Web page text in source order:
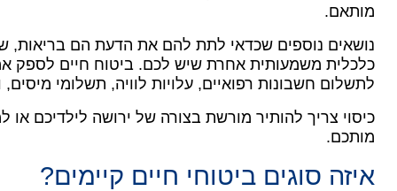
מותאם.
נושאים נוספים שכדאי לתת להם את הדעת הם בריאות,
כלכלית משמעותית אחרת שיש לכם. ביטוח חיים לספק
לתשלום חשבונות רפואיים, עלויות לוויה, תשלומי
כיסוי צריך להותיר מורשת בצורה של ירושה לילדיכם
מותכם.
איזה סוגים ביטוחי חיים קיימים?